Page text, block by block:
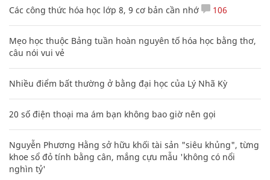
Các công thức hóa học lớp 8, 9 cơ bản cần nhớ 106
Mẹo học thuộc Bảng tuần hoàn nguyên tố hóa học bằng thơ,
câu nói vui vẻ
Nhiều điểm bất thường ở bằng đại học của Lý Nhã Kỳ
20 số điện thoại ma ám bạn không bao giờ nên gọi
Nguyễn Phương Hằng sở hữu khối tài sản "siêu khủng", từng
khoe sổ đỏ tính bằng cân, mắng cựu mẫu 'không có nổi
nghìn tỷ'